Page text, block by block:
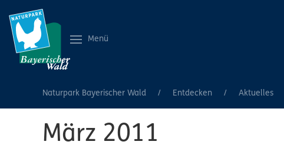
Menü
Naturpark Bayerischer Wald Entdecken Aktuelles
März 2011